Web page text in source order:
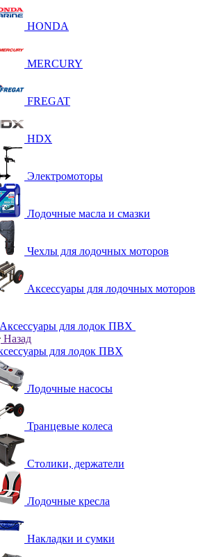
HONDA
MERCURY
FREGAT
HDX
Электромоторы
Лодочные масла и смазки
Чехлы для лодочных моторов
Аксессуары для лодочных моторов
Аксессуары для лодок ПВХ
Назад
для лодок ПВХ
Лодочные насосы
Транцевые колеса
Столики, держатели
Лодочные кресла
Накладки и сумки